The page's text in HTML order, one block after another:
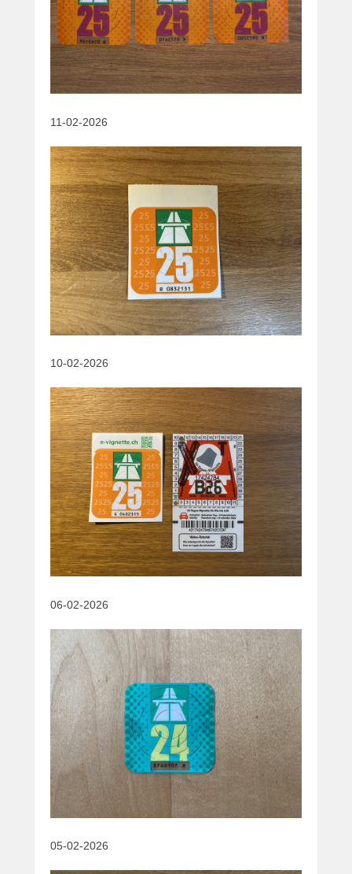
11-02-2026
10-02-2026
06-02-2026
05-02-2026